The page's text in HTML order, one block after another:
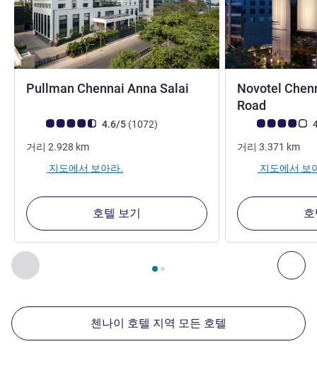
이전 - 주변에 있는 다른 시설 다
2/ 페이지 , 주변에 있는 다른 시설 1 :, 주변에 있는 다른 시
Pullman Chennai Anna Salai
고객 평점 (ALL 평가)
4.6/5 (1072리뷰
)
거리 2.928 km
지도에서 보아라.
호텔 보기
Novotel
Road
고객 평점 (ALL 평
거리 3.371 km
지도에서 보
첸나이 호텔 지역 모든 호텔